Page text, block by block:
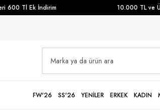
Tl Ek İndirim 10.000 TL ve
FW'26 SS'26 YENİLER ERKEK KADIN